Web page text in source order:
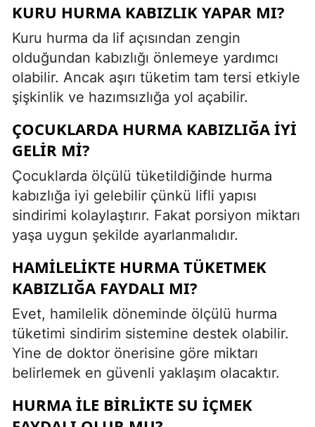
KURU HURMA KABIZLIK YAPAR MI?
Kuru hurma da lif açısından zengin
olduğundan kabızlığı önlemeye yardımcı
olabilir. Ancak aşırı tüketim tam tersi etkiyle
şişkinlik ve hazımsızlığa yol açabilir.
ÇOCUKLARDA HURMA KABIZLIĞA IYI
GELIR MI?
Çocuklarda ölçülü tüketildiğinde hurma
kabızlığa iyi gelebilir çünkü lifli yapısı
sindirimi kolaylaştırır. Fakat porsiyon miktarı
yaşa uygun şekilde ayarlanmalıdır.
HAMILELIKTE HURMA TÜKETMEK
KABIZLIĞA FAYDALI MI?
Evet, hamilelik döneminde ölçülü hurma
tüketimi sindirim sistemine destek olabilir.
Yine de doktor önerisine göre miktarı
belirlemek en güvenli yaklaşım olacaktır.
HURMA ILE BIRLIKTE SU IÇMEK